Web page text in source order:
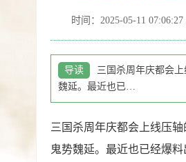
时间：2025-05-11 07:06:27
导读
三国杀周年庆都会
魏延。最近也已…
三国杀周年庆都会上线压
鬼势魏延。最近也已经爆